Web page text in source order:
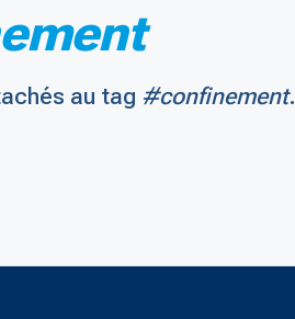
au tag #confinement.